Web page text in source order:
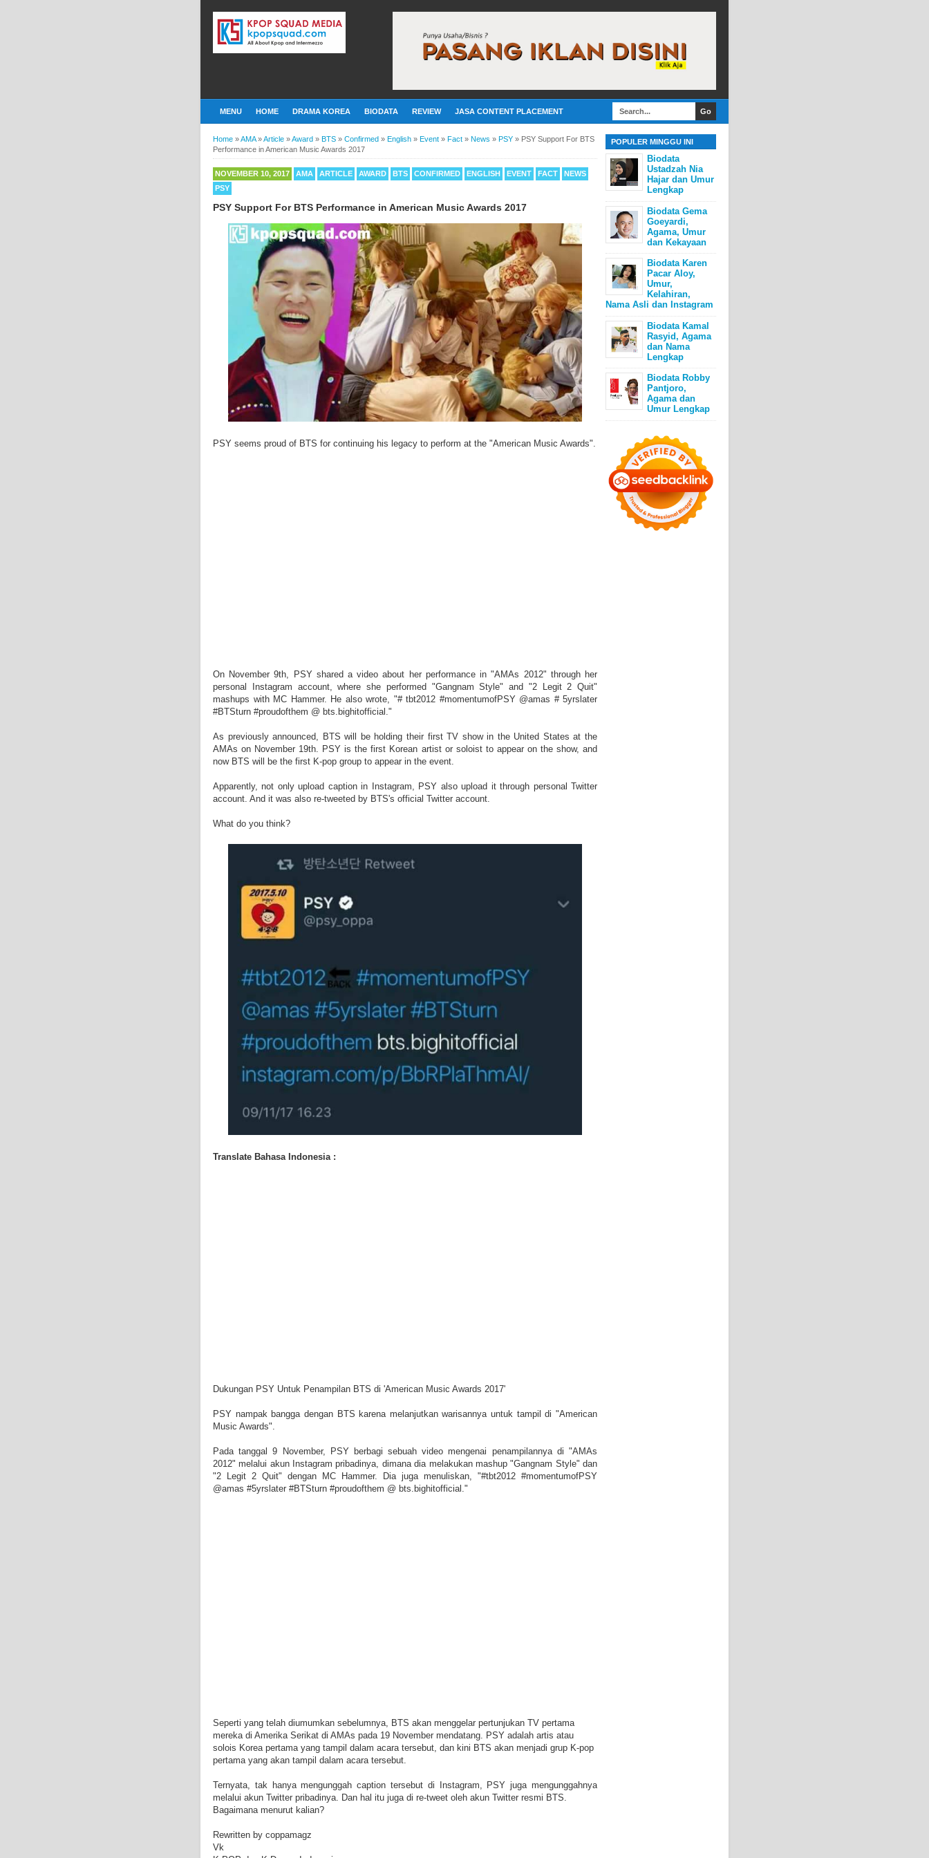
MENU HOME DRAMA KOREA BIODATA REVIEW JASA CONTENT PLACEMENT
Home »AMA»Article »Award » BTS » Confirmed » English » Event » Fact » News » PSY » PSY Support For BTS
Performance in American Music Awards 2017
NOVEMBER 10, 2017 AMA ARTICLE AWARD BTS CONFIRMED ENGLISH EVENT FACT
NEWS
PSY
PSY Support For BTS Performance in American Music Awards 2017
PSY seems proud of BTS for continuing his legacy to perform at the "American Music Awards".
On November 9th, PSY shared a video about her performance in "AMAs 2012" through her
personal Instagram account, where she performed "Gangnam Style" and "2 Legit 2 Quit"
mashups with MC Hammer. He also wrote, "# tbt2012 #momentumofPSY @amas # 5yrslater
#BTSturn #proudofthem @ bts.bighitofficial."
As previously announced, BTS will be holding their first TV show in the United States at the
AMAs on November 19th. PSY is the first Korean artist or soloist to appear on the show, and
now BTS will be the first K-pop group to appear in the event.
Apparently, not only upload caption in Instagram, PSY also upload it through personal Twitter
account. And it was also re-tweeted by BTS's official Twitter account.
What do you think?
Translate Bahasa Indonesia :
Dukungan PSY Untuk Penampilan BTS di 'American Music Awards 2017'
PSY nampak bangga dengan BTS karena melanjutkan warisannya untuk tampil di "American
Music Awards".
Pada tanggal 9 November, PSY berbagi sebuah video mengenai penampilannya di "AMAs
2012" melalui akun Instagram pribadinya, dimana dia melakukan mashup "Gangnam Style" dan
"2 Legit 2 Quit" dengan MC Hammer. Dia juga menuliskan, "#tbt2012 #momentumofPSY
@amas #5yrslater #BTSturn #proudofthem @ bts.bighitofficial."
Seperti yang telah diumumkan sebelumnya, BTS akan menggelar pertunjukan TV pertama
mereka di Amerika Serikat di AMAs pada 19 November mendatang. PSY adalah artis atau
solois Korea pertama yang tampil dalam acara tersebut, dan kini BTS akan menjadi grup K-pop
pertama yang akan tampil dalam acara tersebut.
Ternyata, tak hanya mengunggah caption tersebut di Instagram, PSY juga mengunggahnya
melalui akun Twitter pribadinya. Dan hal itu juga di re-tweet oleh akun Twitter resmi BTS.
Bagaimana menurut kalian?
Rewritten by coppamagz
Vk
POPULER MINGGU INI
Biodata
Ustadzah Nia
Hajar dan Umur
Lengkap
Biodata Gema
Goeyardi,
Agama, Umur
dan Kekayaan
Biodata Karen
Pacar Aloy,
Umur,
Kelahiran,
Nama Asli dan Instagram
Biodata Kamal
Rasyid, Agama
dan Nama
Lengkap
Biodata Robby
Pantjoro,
Agama dan
Umur Lengkap